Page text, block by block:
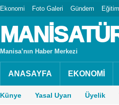
Ekonomi Foto Galeri Gündem Eğitim
Manisa’nın Haber Merkezi
ANASAYFA EKONOMİ
Künye Yasal Uyarı Üyelik